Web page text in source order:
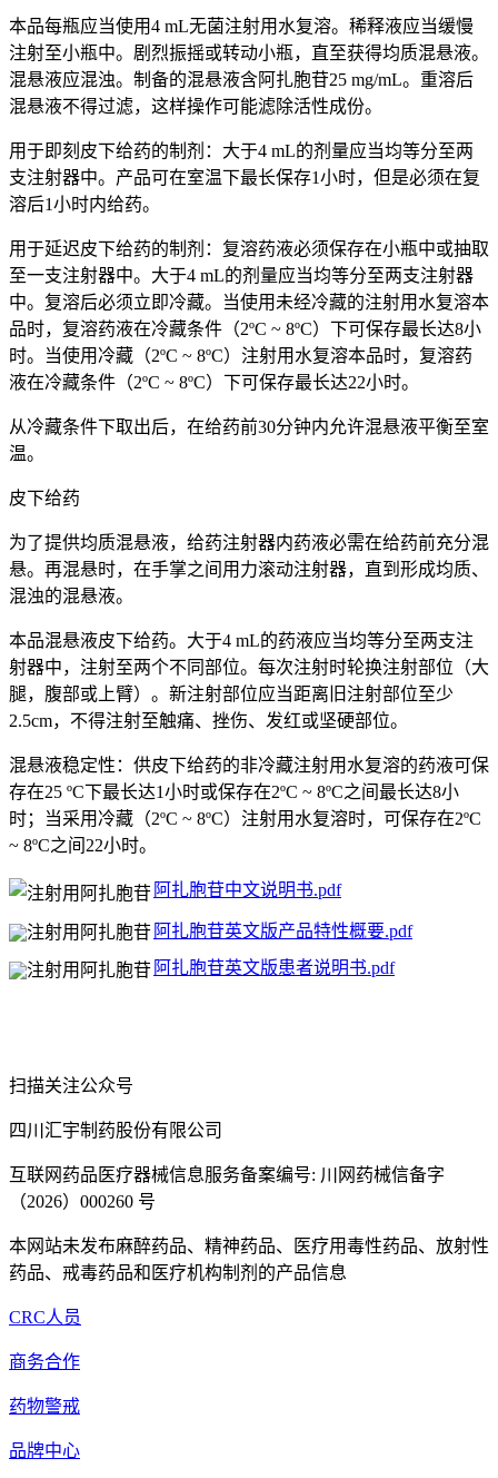
本品每瓶应当使用4 mL无菌注射用水复溶。稀释液应当缓慢
注射至小瓶中。剧烈振摇或转动小瓶，直至获得均质混悬液。
混悬液应混浊。制备的混悬液含阿扎胞苷25 mg/mL。重溶后
混悬液不得过滤，这样操作可能滤除活性成份。
用于即刻皮下给药的制剂：大于4 mL的剂量应当均等分至两
支注射器中。产品可在室温下最长保存1小时，但是必须在复
溶后1小时内给药。
用于延迟皮下给药的制剂：复溶药液必须保存在小瓶中或抽取
至一支注射器中。大于4 mL的剂量应当均等分至两支注射器
中。复溶后必须立即冷藏。当使用未经冷藏的注射用水复溶本
品时，复溶药液在冷藏条件（2ºC ~ 8ºC）下可保存最长达8小
时。当使用冷藏（2ºC ~ 8ºC）注射用水复溶本品时，复溶药
液在冷藏条件（2ºC ~ 8ºC）下可保存最长达22小时。
从冷藏条件下取出后，在给药前30分钟内允许混悬液平衡至室
温。
皮下给药
为了提供均质混悬液，给药注射器内药液必需在给药前充分混
悬。再混悬时，在手掌之间用力滚动注射器，直到形成均质、
混浊的混悬液。
本品混悬液皮下给药。大于4 mL的药液应当均等分至两支注
射器中，注射至两个不同部位。每次注射时轮换注射部位（大
腿，腹部或上臂）。新注射部位应当距离旧注射部位至少
2.5cm，不得注射至触痛、挫伤、发红或坚硬部位。
混悬液稳定性：供皮下给药的非冷藏注射用水复溶的药液可保
存在25 ºC下最长达1小时或保存在2ºC ~ 8ºC之间最长达8小
时；当采用冷藏（2ºC ~ 8ºC）注射用水复溶时，可保存在2ºC
~ 8ºC之间22小时。
阿扎胞苷中文说明书.pdf
阿扎胞苷英文版产品特性概要.pdf
阿扎胞苷英文版患者说明书.pdf
扫描关注公众号
四川汇宇制药股份有限公司
互联网药品医疗器械信息服务备案编号: 川网药械信备字
（2026）000260 号
本网站未发布麻醉药品、精神药品、医疗用毒性药品、放射性
药品、戒毒药品和医疗机构制剂的产品信息
CRC人员
商务合作
药物警戒
品牌中心